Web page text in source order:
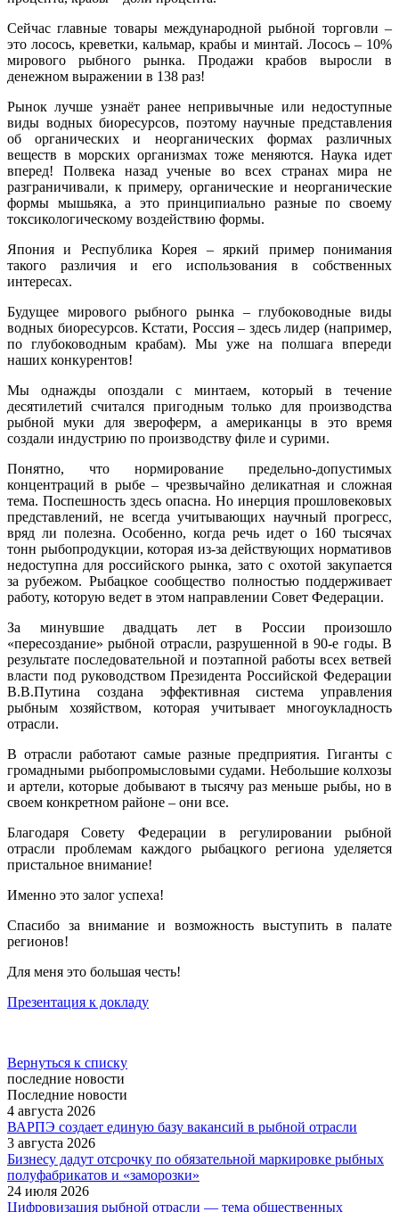
Сейчас главные товары международной рыбной торговли –
это лосось, креветки, кальмар, крабы и минтай. Лосось – 10%
мирового рыбного рынка. Продажи крабов выросли в
денежном выражении в 138 раз!
Рынок лучше узнаёт ранее непривычные или недоступные
виды водных биоресурсов, поэтому научные представления
об органических и неорганических формах различных
веществ в морских организмах тоже меняются. Наука идет
вперед! Полвека назад ученые во всех странах мира не
разграничивали, к примеру, органические и неорганические
формы мышьяка, а это принципиально разные по своему
токсикологическому воздействию формы.
Япония и Республика Корея – яркий пример понимания
такого различия и его использования в собственных
интересах.
Будущее мирового рыбного рынка – глубоководные виды
водных биоресурсов. Кстати, Россия – здесь лидер (например,
по глубоководным крабам). Мы уже на полшага впереди
наших конкурентов!
Мы однажды опоздали с минтаем, который в течение
десятилетий считался пригодным только для производства
рыбной муки для звероферм, а американцы в это время
создали индустрию по производству филе и сурими.
Понятно, что нормирование предельно-допустимых
концентраций в рыбе – чрезвычайно деликатная и сложная
тема. Поспешность здесь опасна. Но инерция прошловековых
представлений, не всегда учитывающих научный прогресс,
вряд ли полезна. Особенно, когда речь идет о 160 тысячах
тонн рыбопродукции, которая из-за действующих нормативов
недоступна для российского рынка, зато с охотой закупается
за рубежом. Рыбацкое сообщество полностью поддерживает
работу, которую ведет в этом направлении Совет Федерации.
За минувшие двадцать лет в России произошло
«пересоздание» рыбной отрасли, разрушенной в 90-е годы. В
результате последовательной и поэтапной работы всех ветвей
власти под руководством Президента Российской Федерации
В.В.Путина создана эффективная система управления
рыбным хозяйством, которая учитывает многоукладность
отрасли.
В отрасли работают самые разные предприятия. Гиганты с
громадными рыбопромысловыми судами. Небольшие колхозы
и артели, которые добывают в тысячу раз меньше рыбы, но в
своем конкретном районе – они все.
Благодаря Совету Федерации в регулировании рыбной
отрасли проблемам каждого рыбацкого региона уделяется
пристальное внимание!
Именно это залог успеха!
Спасибо за внимание и возможность выступить в палате
регионов!
Для меня это большая честь!
Презентация к докладу
Вернуться к списку
последние новости
Последние новости
4 августа 2026
ВАРПЭ создает единую базу вакансий в рыбной отрасли
3 августа 2026
Бизнесу дадут отсрочку по обязательной маркировке рыбных
полуфабрикатов и «заморозки»
24 июля 2026
Цифровизация рыбной отрасли — тема общественных